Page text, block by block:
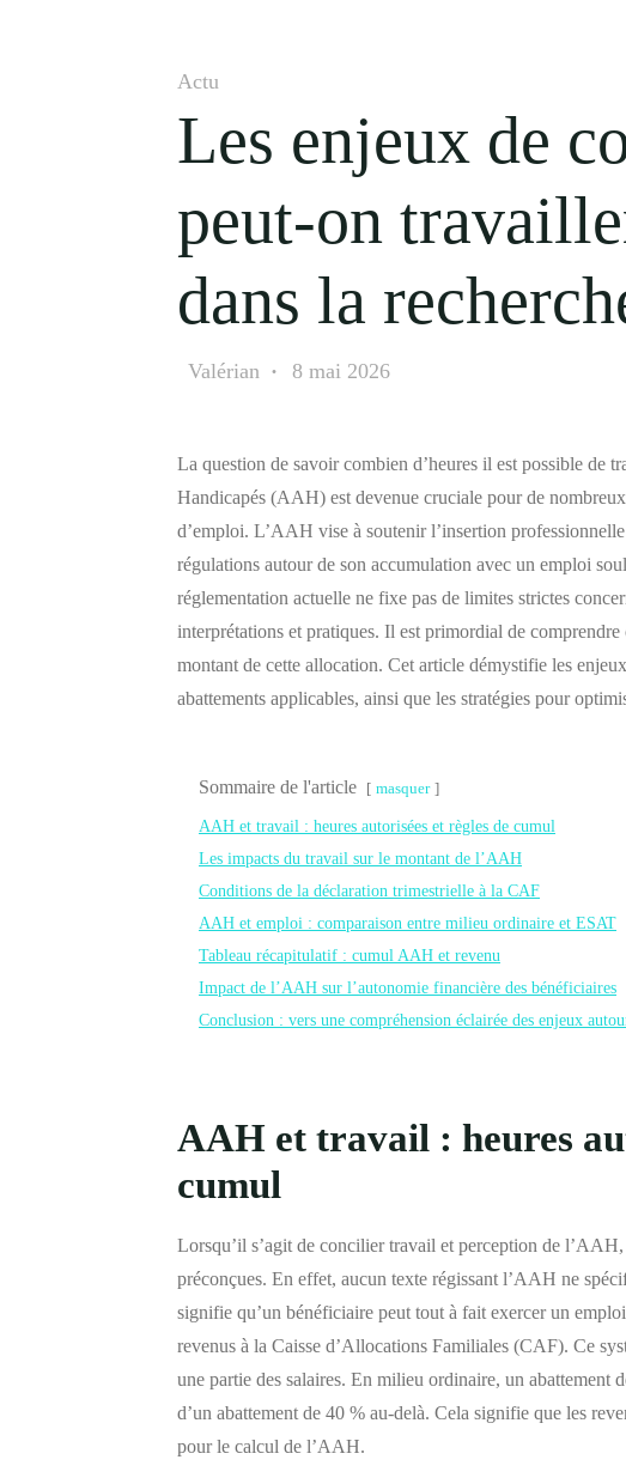
Actu
Les enjeux de
peut-on
dans la
Valérian 8 mai 2026
La question de savoir combien d’heures il est possible de
Handicapés (AAH) est devenue cruciale pour de
d’emploi. L’AAH vise à soutenir l’insertion
régulations autour de son accumulation avec un emploi
réglementation actuelle ne fixe pas de limites strictes
interprétations et pratiques. Il est primordial de
montant de cette allocation. Cet article démystifie les
abattements applicables, ainsi que les stratégies pour
Sommaire de l'article masquer
AAH et travail : heures autorisées et règles de cumul
Les impacts du travail sur le montant de l’AAH
Conditions de la déclaration trimestrielle à la CAF
AAH et emploi : comparaison entre milieu ordinaire et ESAT
Tableau récapitulatif : cumul AAH et revenu
Impact de l’AAH sur l’autonomie financière des bénéficiaires
Conclusion : vers une compréhension éclairée des enjeux
AAH et travail : heures
cumul
Lorsqu’il s’agit de concilier travail et perception de
préconçues. En effet, aucun texte régissant l’AAH ne
signifie qu’un bénéficiaire peut tout à fait exercer un
revenus à la Caisse d’Allocations Familiales (CAF). Ce
une partie des salaires. En milieu ordinaire, un abattement
d’un abattement de 40 % au-delà. Cela signifie que les
pour le calcul de l’AAH.